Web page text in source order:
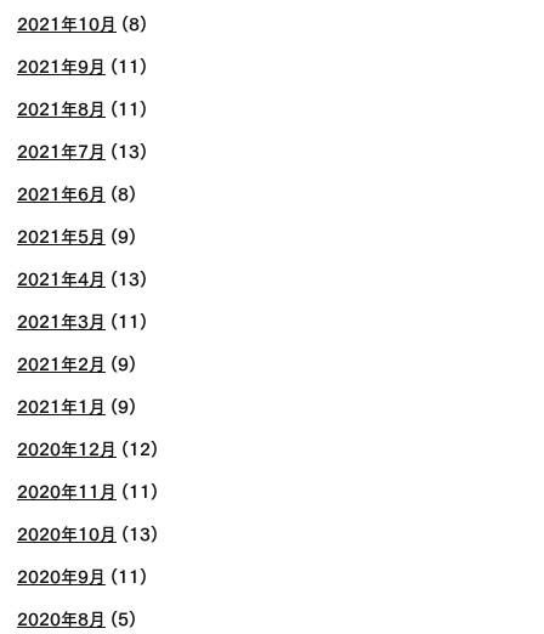
2021年10月 (8)
2021年9月 (11)
2021年8月 (11)
2021年7月 (13)
2021年6月 (8)
2021年5月 (9)
2021年4月 (13)
2021年3月 (11)
2021年2月 (9)
2021年1月 (9)
2020年12月 (12)
2020年11月 (11)
2020年10月 (13)
2020年9月 (11)
2020年8月 (5)